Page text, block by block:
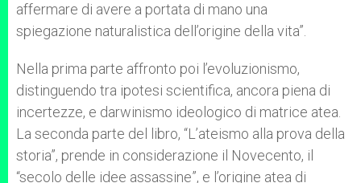
affermare di avere a portata di mano una
spiegazione naturalistica dell’origine della vita”.
Nella prima parte affronto poi l’evoluzionismo,
distinguendo tra ipotesi scientifica, ancora piena di
incertezze, e darwinismo ideologico di matrice atea.
La seconda parte del libro, “L’ateismo alla prova della
storia”, prende in considerazione il Novecento, il
“secolo delle idee assassine”, e l’origine atea di